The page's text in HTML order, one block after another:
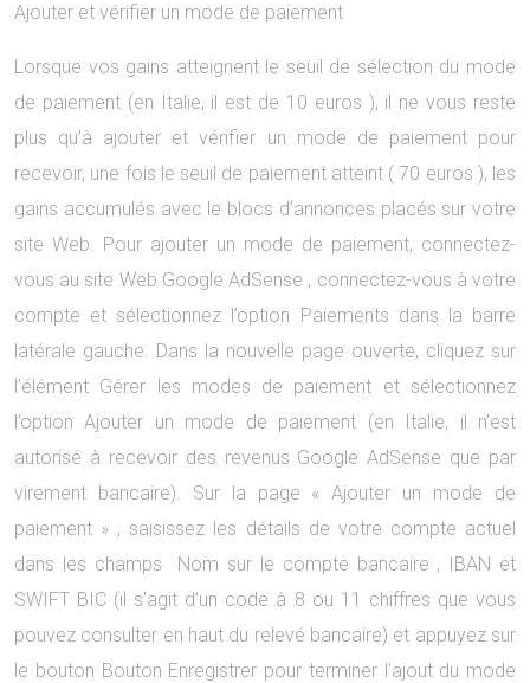
Ajouter et vérifier un mode de paiement
Lorsque vos gains atteignent le seuil de sélection du mode
de paiement (en Italie, il est de 10 euros ), il ne vous reste
plus qu’à ajouter et vérifier un mode de paiement pour
recevoir, une fois le seuil de paiement atteint ( 70 euros ), les
gains accumulés avec le blocs d’annonces placés sur votre
site Web. Pour ajouter un mode de paiement, connectez-
vous au site Web Google AdSense , connectez-vous à votre
compte et sélectionnez l’option Paiements dans la barre
latérale gauche. Dans la nouvelle page ouverte, cliquez sur
l’élément Gérer les modes de paiement et sélectionnez
l’option Ajouter un mode de paiement (en Italie, il n’est
autorisé à recevoir des revenus Google AdSense que par
virement bancaire). Sur la page « Ajouter un mode de
paiement » , saisissez les détails de votre compte actuel
dans les champs Nom sur le compte bancaire , IBAN et
SWIFT BIC (il s’agit d’un code à 8 ou 11 chiffres que vous
pouvez consulter en haut du relevé bancaire) et appuyez sur
le bouton Bouton Enregistrer pour terminer l’ajout du mode